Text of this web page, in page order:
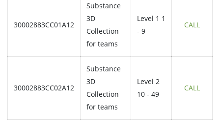
30002883CC01A12
Substance
3D
Collection
for teams
Level 1 1
- 9
CALL
30002883CC02A12
Substance
3D
Collection
for teams
Level 2
10 - 49
CALL